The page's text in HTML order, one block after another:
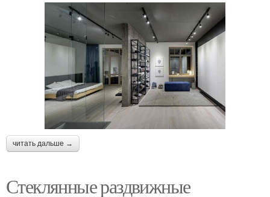
читать дальше →
Стеклянные раздвижные